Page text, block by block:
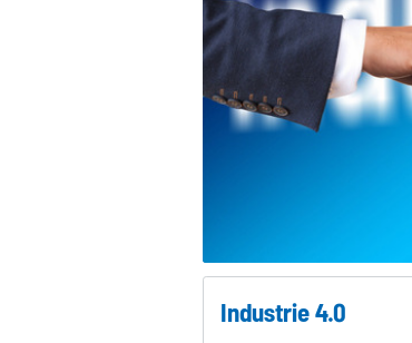
Industrie 4.0